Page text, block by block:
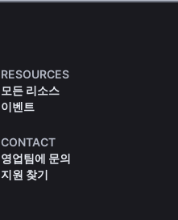
RESOURCES
모든 리소스
이벤트
CONTACT
영업팀에 문의
지원 찾기